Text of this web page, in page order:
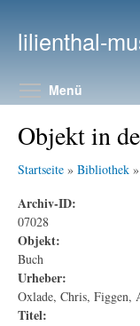
lilienthal-
Menü
Objekt in
Startseite » Bibliothek
Archiv-ID:
07028
Objekt:
Buch
Urheber:
Oxlade, Chris, Figgen,
Titel: